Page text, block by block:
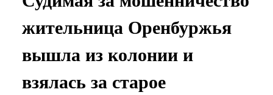
жительница Оренбуржья
вышла из колонии и
взялась за старое